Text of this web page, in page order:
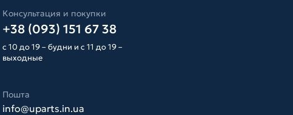
Консультация и покупки
+38 (093) 151 67 38
с 10 до 19 – будни и с 11 до 19 –
выходные
Пошта
info@uparts.in.ua